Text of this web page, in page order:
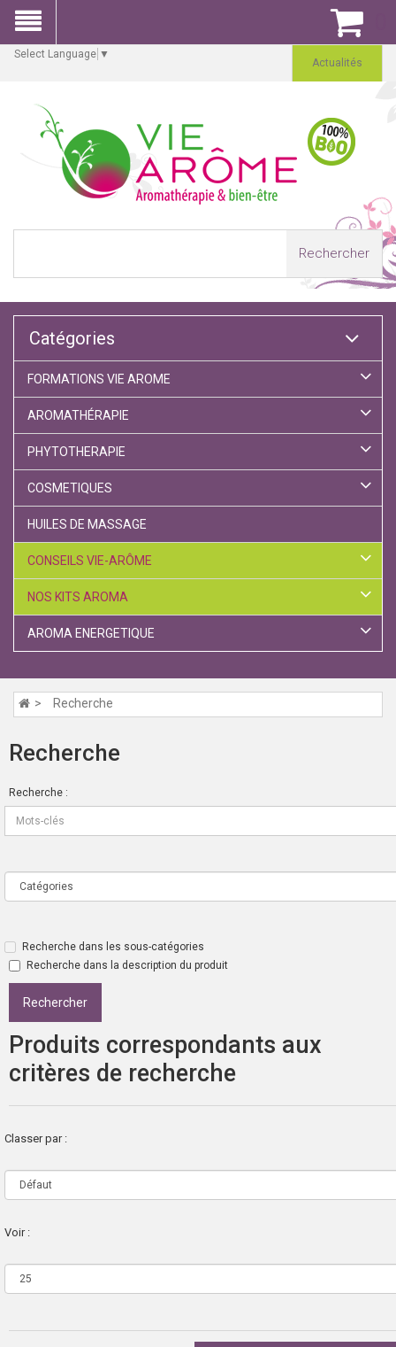
Select Language ▼
Actualités
Rechercher
Catégories
FORMATIONS VIE AROME
AROMATHÉRAPIE
PHYTOTHERAPIE
COSMETIQUES
HUILES DE MASSAGE
CONSEILS VIE-ARÔME
NOS KITS AROMA
AROMA ENERGETIQUE
Recherche
Recherche
Recherche :
Recherche dans les sous-catégories
Recherche dans la description du produit
Produits correspondants aux
critères de recherche
Classer par :
Voir :